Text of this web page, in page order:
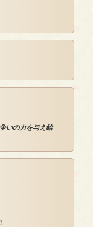
いの力を与え給